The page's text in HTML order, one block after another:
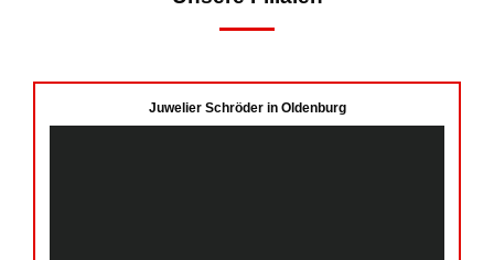
Juwelier Schröder in Oldenburg